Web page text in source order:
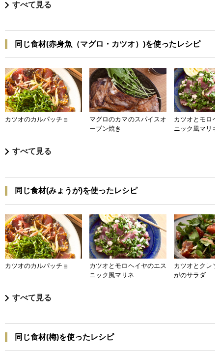
すべて見る
同じ食材(赤身魚（マグロ・カツオ）)を使ったレシピ
カツオのカルパッチョ
マグロのカマのスパイスオ
ーブン焼き
カツオとモロ
ニック風マリネ
すべて見る
同じ食材(みょうが)を使ったレシピ
カツオのカルパッチョ
カツオとモロヘイヤのエス
ニック風マリネ
カツオとクレ
がのサラダ
すべて見る
同じ食材(梅)を使ったレシピ